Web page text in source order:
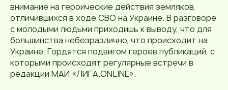
внимание на героические действия земляков,
отличившихся в ходе СВО на Украине. В разговоре
с молодыми людьми приходишь к выводу, что для
большинства небезразлично, что происходит на
Украине. Гордятся подвигом героев публикаций, с
которыми происходят регулярные встречи в
редакции МАИ «ЛИГА.ONLINE».